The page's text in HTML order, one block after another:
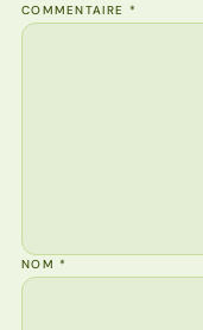
COMMENTAIRE *
NOM*